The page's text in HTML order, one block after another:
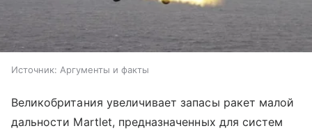
Источник: Аргументы и факты
Великобритания увеличивает запасы ракет малой
дальности Martlet, предназначенных для систем